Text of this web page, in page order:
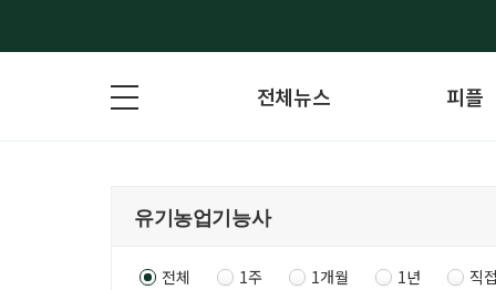
전체뉴스 피플
전체 1주 1개월 1년 직